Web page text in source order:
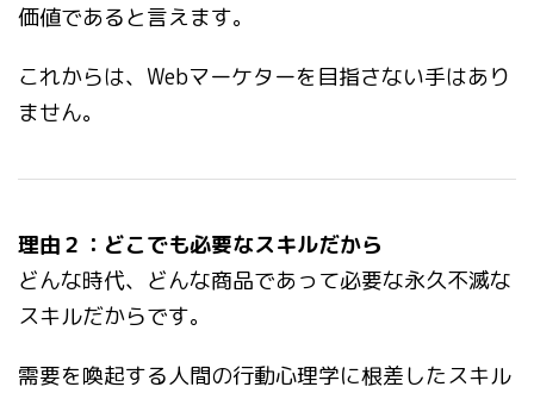
価値であると言えます。
これからは、Webマーケターを目指さない手はあり
ません。
理由２：どこでも必要なスキルだから
どんな時代、どんな商品であって必要な永久不滅な
スキルだからです。
需要を喚起する人間の行動心理学に根差したスキル